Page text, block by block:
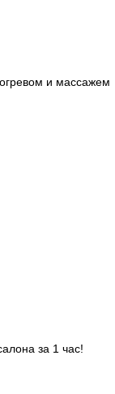
и массажем
за 1 час!